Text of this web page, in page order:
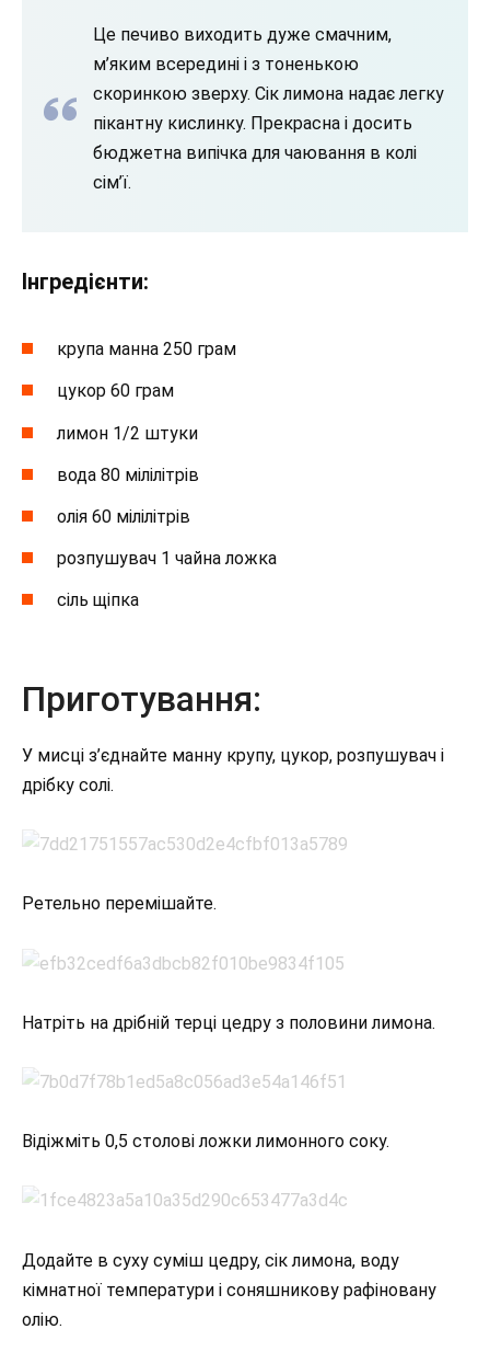
Це печиво виходить дуже смачним,
м’яким всередині і з тоненькою
скоринкою зверху. Сік лимона надає легку
пікантну кислинку. Прекрасна і досить
бюджетна випічка для чаювання в колі
сім’ї.
Інгредієнти:
крупа манна 250 грам
цукор 60 грам
лимон 1/2 штуки
вода 80 мілілітрів
олія 60 мілілітрів
розпушувач 1 чайна ложка
сіль щіпка
Приготування:
У мисці з’єднайте манну крупу, цукор, розпушувач і
дрібку солі.
Ретельно перемішайте.
Натріть на дрібній терці цедру з половини лимона.
Відіжміть 0,5 столові ложки лимонного соку.
Додайте в суху суміш цедру, сік лимона, воду
кімнатної температури і соняшникову рафіновану
олію.